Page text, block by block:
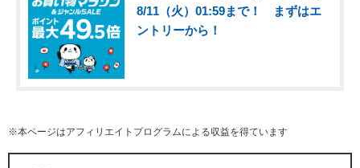
8/11（火）01:59まで！ まずはエ
ントリーから！
※本ページはアフィリエイトプログラムによる収益を得ています